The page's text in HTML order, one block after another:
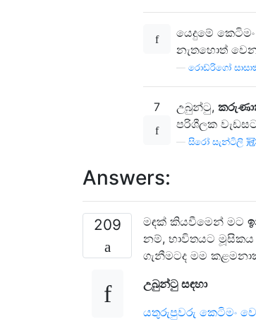
යෙදුමේ
නැතහොත්
රොඩ්රිගෝ
7 උබුන්ටු,
පරිශීලක
සිරෝ සැන්ටිලි 冠
Answers:
209 මඳක් කියවීමෙන් මට
නම්, භාවිතයට
ගැනීමටද මම
උබුන්ටු සඳහා
යතුරුපුවරු කෙටිමං